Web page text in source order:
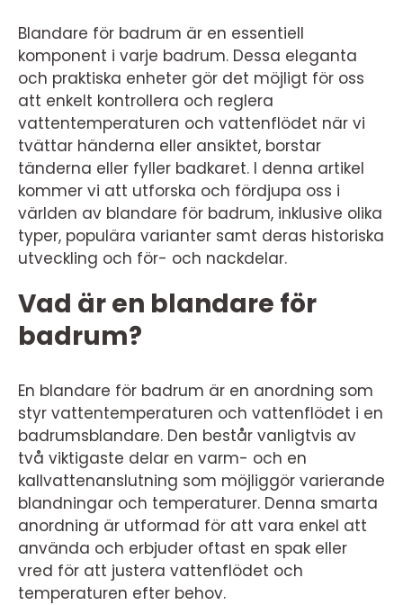
Blandare för badrum är en essentiell
komponent i varje badrum. Dessa eleganta
och praktiska enheter gör det möjligt för oss
att enkelt kontrollera och reglera
vattentemperaturen och vattenflödet när vi
tvättar händerna eller ansiktet, borstar
tänderna eller fyller badkaret. I denna artikel
kommer vi att utforska och fördjupa oss i
världen av blandare för badrum, inklusive olika
typer, populära varianter samt deras historiska
utveckling och för- och nackdelar.
Vad är en blandare för
badrum?
En blandare för badrum är en anordning som
styr vattentemperaturen och vattenflödet i en
badrumsblandare. Den består vanligtvis av
två viktigaste delar en varm- och en
kallvattenanslutning som möjliggör varierande
blandningar och temperaturer. Denna smarta
anordning är utformad för att vara enkel att
använda och erbjuder oftast en spak eller
vred för att justera vattenflödet och
temperaturen efter behov.